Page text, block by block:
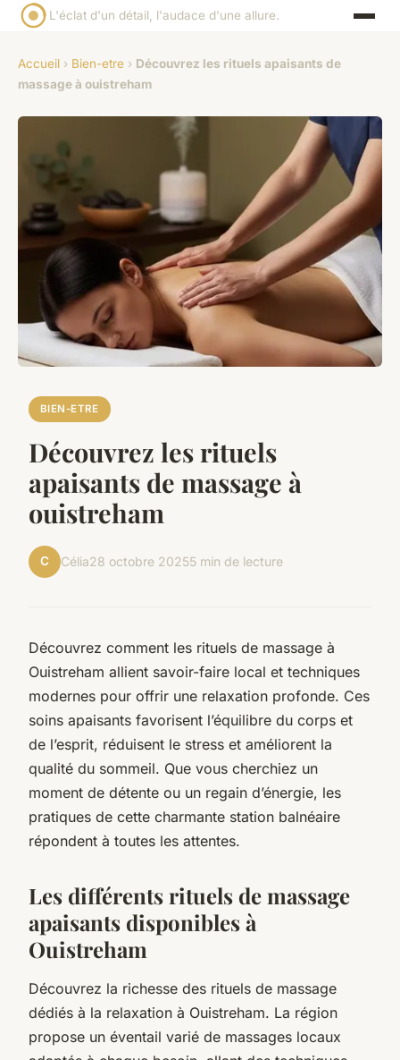
L'éclat d'un détail, l'audace d'une allure.
Accueil › Bien-etre › Découvrez les rituels apaisants de
massage à ouistreham
BIEN-ETRE
Découvrez les rituels
apaisants de massage à
ouistreham
C Célia28 octobre 20255 min de lecture
Découvrez comment les rituels de massage à
Ouistreham allient savoir-faire local et techniques
modernes pour offrir une relaxation profonde. Ces
soins apaisants favorisent l’équilibre du corps et
de l’esprit, réduisent le stress et améliorent la
qualité du sommeil. Que vous cherchiez un
moment de détente ou un regain d’énergie, les
pratiques de cette charmante station balnéaire
répondent à toutes les attentes.
Les différents rituels de massage
apaisants disponibles à
Ouistreham
Découvrez la richesse des rituels de massage
dédiés à la relaxation à Ouistreham. La région
propose un éventail varié de massages locaux